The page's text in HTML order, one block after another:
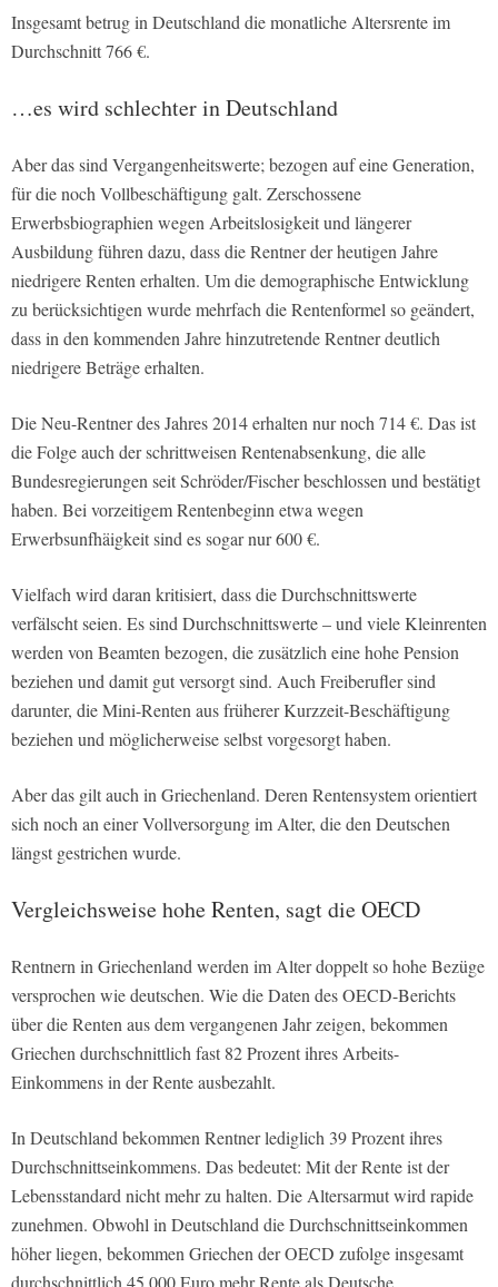
Insgesamt betrug in Deutschland die monatliche Altersrente im
Durchschnitt 766 €.
…es wird schlechter in Deutschland
Aber das sind Vergangenheitswerte; bezogen auf eine Generation,
für die noch Vollbeschäftigung galt. Zerschossene
Erwerbsbiographien wegen Arbeitslosigkeit und längerer
Ausbildung führen dazu, dass die Rentner der heutigen Jahre
niedrigere Renten erhalten. Um die demographische Entwicklung
zu berücksichtigen wurde mehrfach die Rentenformel so geändert,
dass in den kommenden Jahre hinzutretende Rentner deutlich
niedrigere Beträge erhalten.
Die Neu-Rentner des Jahres 2014 erhalten nur noch 714 €. Das ist
die Folge auch der schrittweisen Rentenabsenkung, die alle
Bundesregierungen seit Schröder/Fischer beschlossen und bestätigt
haben. Bei vorzeitigem Rentenbeginn etwa wegen
Erwerbsunfhäigkeit sind es sogar nur 600 €.
Vielfach wird daran kritisiert, dass die Durchschnittswerte
verfälscht seien. Es sind Durchschnittswerte – und viele Kleinrenten
werden von Beamten bezogen, die zusätzlich eine hohe Pension
beziehen und damit gut versorgt sind. Auch Freiberufler sind
darunter, die Mini-Renten aus früherer Kurzzeit-Beschäftigung
beziehen und möglicherweise selbst vorgesorgt haben.
Aber das gilt auch in Griechenland. Deren Rentensystem orientiert
sich noch an einer Vollversorgung im Alter, die den Deutschen
längst gestrichen wurde.
Vergleichsweise hohe Renten, sagt die OECD
Rentnern in Griechenland werden im Alter doppelt so hohe Bezüge
versprochen wie deutschen. Wie die Daten des OECD-Berichts
über die Renten aus dem vergangenen Jahr zeigen, bekommen
Griechen durchschnittlich fast 82 Prozent ihres Arbeits-
Einkommens in der Rente ausbezahlt.
In Deutschland bekommen Rentner lediglich 39 Prozent ihres
Durchschnittseinkommens. Das bedeutet: Mit der Rente ist der
Lebensstandard nicht mehr zu halten. Die Altersarmut wird rapide
zunehmen. Obwohl in Deutschland die Durchschnittseinkommen
höher liegen, bekommen Griechen der OECD zufolge insgesamt
durchschnittlich 45.000 Euro mehr Rente als Deutsche.